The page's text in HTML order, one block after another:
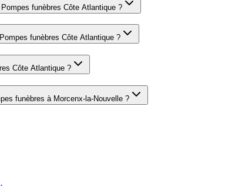
Pompes funèbres Côte Atlantique ?
Pompes funèbres Côte Atlantique ?
Côte Atlantique ?
funèbres à Morcenx-la-Nouvelle ?